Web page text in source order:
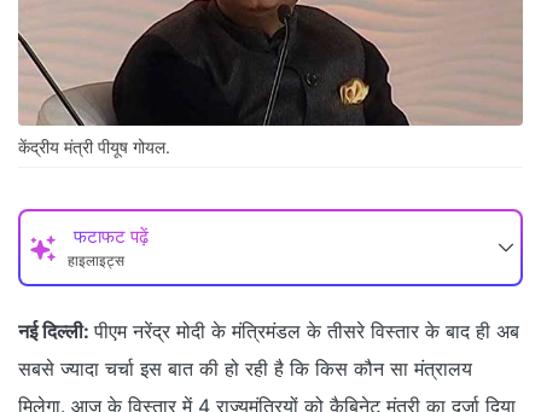
केंद्रीय मंत्री पीयूष गोयल.
फटाफट पढ़ें
हाइलाइट्स
नई दिल्ली: पीएम नरेंद्र मोदी के मंत्रिमंडल के तीसरे विस्तार के बाद ही अब
सबसे ज्यादा चर्चा इस बात की हो रही है कि किस कौन सा मंत्रालय
मिलेगा. आज के विस्तार में 4 राज्यमंत्रियों को कैबिनेट मंत्री का दर्जा दिया